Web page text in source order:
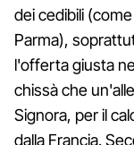
dei cedibili
Parma),
l'offerta giusta
chissà che
Signora, per il
dalla Francia.